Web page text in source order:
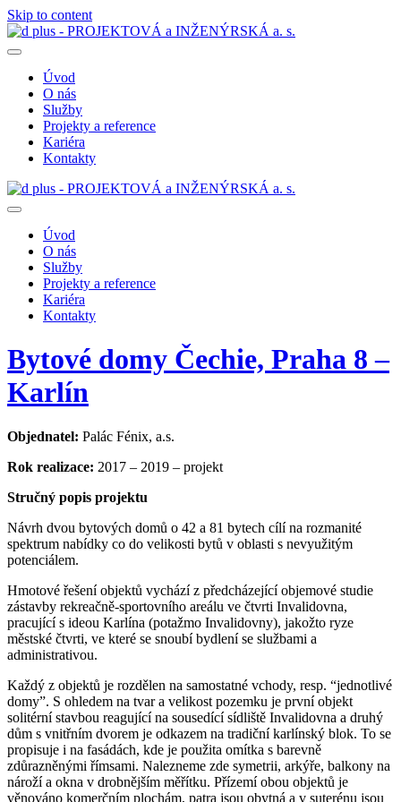
Skip to content
Úvod
O nás
Služby
Projekty a reference
Kariéra
Kontakty
Úvod
O nás
Služby
Projekty a reference
Kariéra
Kontakty
Bytové domy Čechie, Praha 8 –
Karlín
Objednatel: Palác Fénix, a.s.
Rok realizace: 2017 – 2019 – projekt
Stručný popis projektu
Návrh dvou bytových domů o 42 a 81 bytech cílí na rozmanité
spektrum nabídky co do velikosti bytů v oblasti s nevyužitým
potenciálem.
Hmotové řešení objektů vychází z předcházející objemové studie
zástavby rekreačně-sportovního areálu ve čtvrti Invalidovna,
pracující s ideou Karlína (potažmo Invalidovny), jakožto ryze
městské čtvrti, ve které se snoubí bydlení se službami a
administrativou.
Každý z objektů je rozdělen na samostatné vchody, resp. “jednotlivé
domy”. S ohledem na tvar a velikost pozemku je první objekt
solitérní stavbou reagující na sousedící sídliště Invalidovna a druhý
dům s vnitřním dvorem je odkazem na tradiční karlínský blok. To se
propisuje i na fasádách, kde je použita omítka s barevně
zdůrazněnými římsami. Nalezneme zde symetrii, arkýře, balkony na
nároží a okna v drobnějším měřítku. Přízemí obou objektů je
věnováno komerčním plochám, patra jsou obytná a v suterénu jsou